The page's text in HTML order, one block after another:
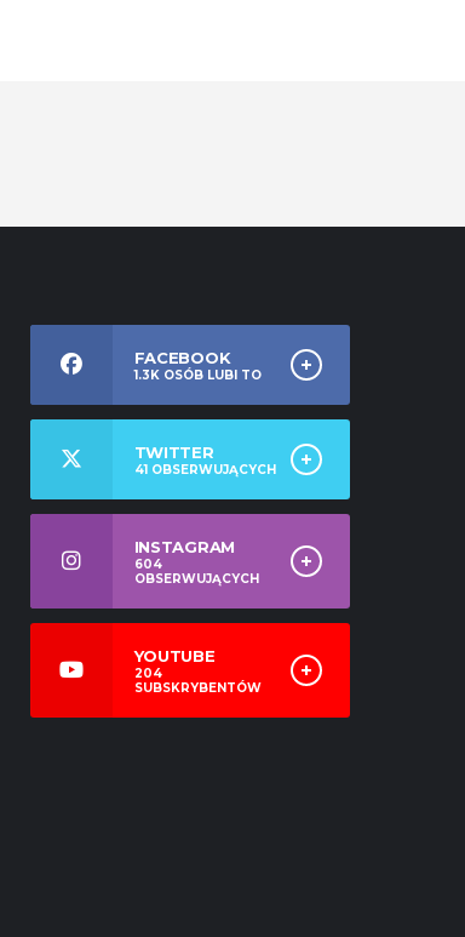
FACEBOOK
1.3KOSÓB LUBI TO
TWITTER
41OBSERWUJĄCYCH
INSTAGRAM
604
OBSERWUJĄCYCH
YOUTUBE
204
SUBSKRYBENTÓW